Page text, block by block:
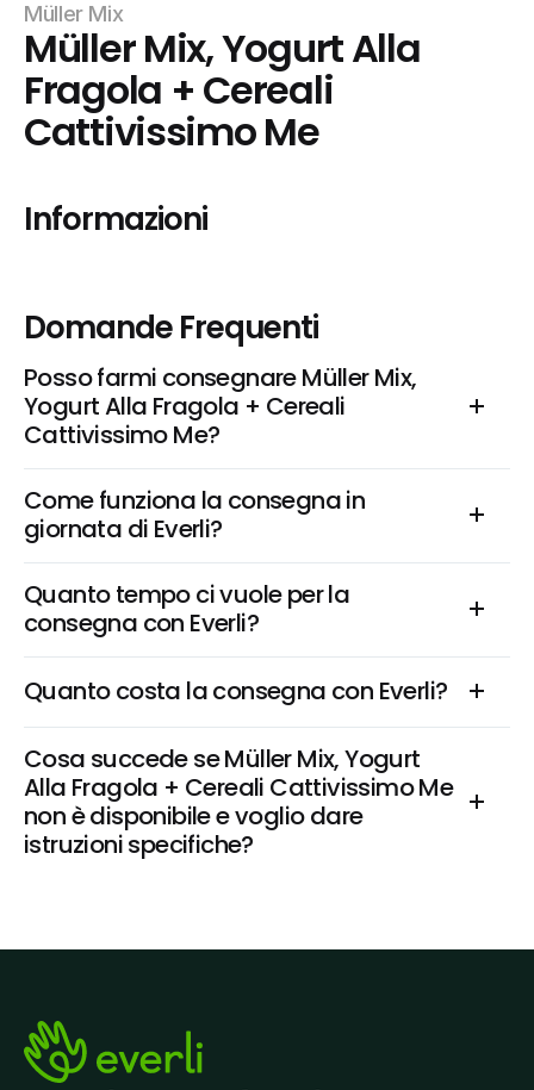
Müller Mix
Müller Mix, Yogurt Alla
Fragola + Cereali
Cattivissimo Me
Informazioni
Domande Frequenti
Posso farmi consegnare Müller Mix,
Yogurt Alla Fragola + Cereali
Cattivissimo Me?
Come funziona la consegna in
giornata di Everli?
Quanto tempo ci vuole per la
consegna con Everli?
Quanto costa la consegna con Everli?
Cosa succede se Müller Mix, Yogurt
Alla Fragola + Cereali Cattivissimo Me
non è disponibile e voglio dare
istruzioni specifiche?